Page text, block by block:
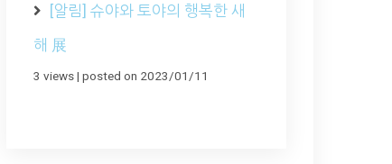
[알림] 슈야와 토야의 행복한 새
해 展
3 views| posted on 2023/01/11